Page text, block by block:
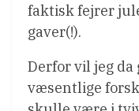
faktisk fejrer
gaver(!).
Derfor vil jeg da
væsentlige